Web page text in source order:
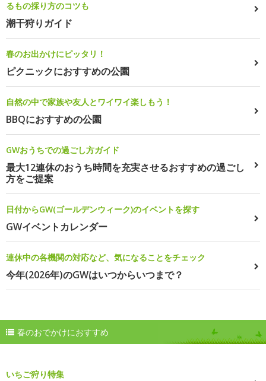
るもの採り方のコツも
潮干狩りガイド
春のお出かけにピッタリ！
ピクニックにおすすめの公園
自然の中で家族や友人とワイワイ楽しもう！
BBQにおすすめの公園
GWおうちでの過ごし方ガイド
最大12連休のおうち時間を充実させるおすすめの過ごし
方をご提案
日付からGW(ゴールデンウィーク)のイベントを探す
GWイベントカレンダー
連休中の各機関の対応など、気になることをチェック
今年(2026年)のGWはいつからいつまで？
春のおでかけにおすすめ
いちご狩り特集